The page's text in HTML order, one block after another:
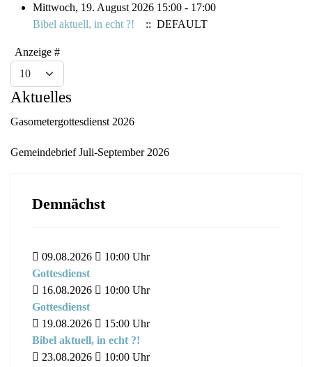
Mittwoch, 19. August 2026 15:00 - 17:00
Bibel aktuell, in echt ?!
:: DEFAULT
Limite der Paginierungsliste
Anzeige #
Aktuelles
Gasometergottesdienst 2026
Gemeindebrief Juli-September 2026
Demnächst
09.08.2026 10:00 Uhr
Gottesdienst
16.08.2026
10:00 Uhr
Gottesdienst
19.08.2026
15:00 Uhr
Bibel aktuell, in echt ?!
23.08.2026
10:00 Uhr